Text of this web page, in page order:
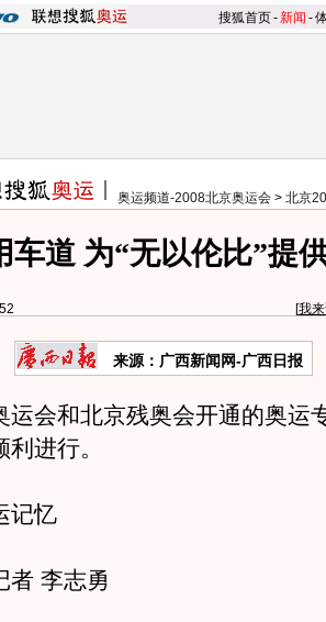
搜狐首页-新闻 -
奥运频道-2008北京奥运会 > 北京
车道 为“无以伦比”提
[我
来源：广西新闻网-广西日报
会和北京残奥会开通的奥运
进行。
忆
李志勇